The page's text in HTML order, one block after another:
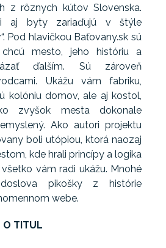
z rôznych kútov Slovenska.
aj byty zariaďujú v štýle
Pod hlavičkou Baťovany.sk sú
mesto, jeho históriu a
ďalším. Sú zároveň
Ukážu vám fabriku,
kolóniu domov, ale aj kostol,
zvyšok mesta dokonale
Ako autori projektu
boli utópiou, ktorá naozaj
kde hrali princípy a logika
vám radi ukážu. Mnohé
pikošky z histórie
webe.
O TITUL